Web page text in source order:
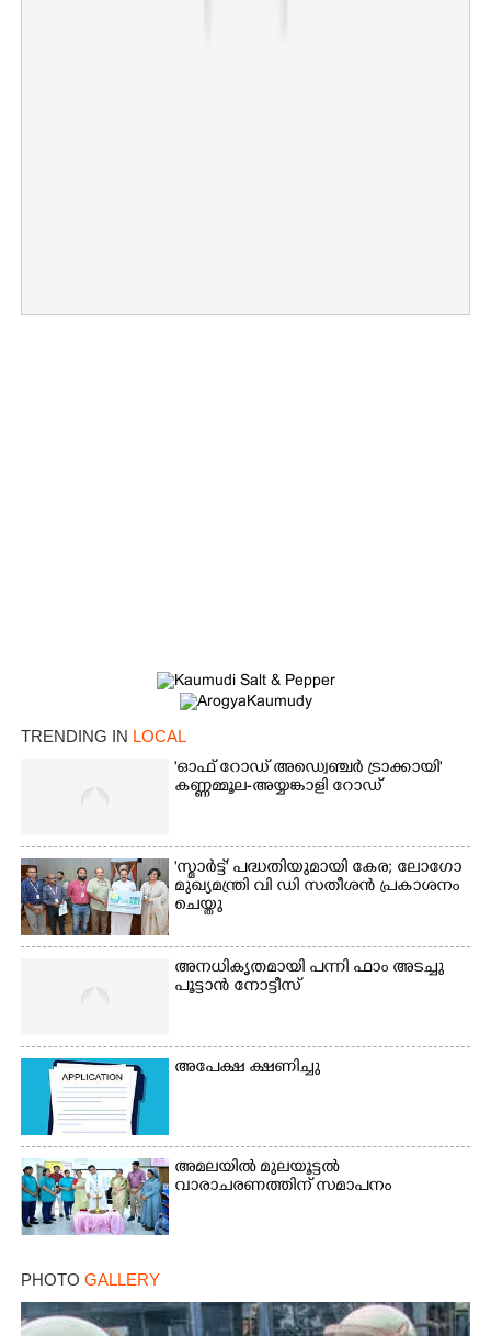
TRENDING IN LOCAL
'ഓഫ് റോഡ് അഡ്വെഞ്ചർ ട്രാക്കായി'
കണ്ണമ്മൂല-അയ്യങ്കാളി റോഡ്
'സ്മാർട്ട്' പദ്ധതിയുമായി കേര; ലോഗോ
മുഖ്യമന്ത്രി വി ഡി സതീശൻ പ്രകാശനം
ചെയ്തു
അനധികൃതമായി പന്നി ഫാം അടച്ചു
പൂട്ടാൻ നോട്ടീസ്
അപേക്ഷ ക്ഷണിച്ചു
അമലയിൽ മുലയൂട്ടൽ
വാരാചരണത്തിന് സമാപനം
PHOTO GALLERY